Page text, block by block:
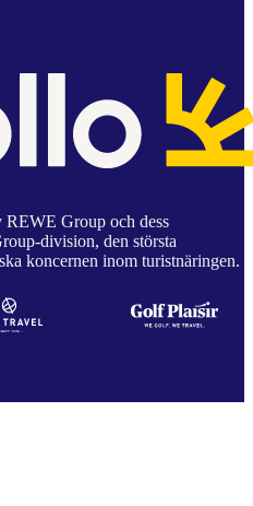
REWE Group och dess
division, den största
koncernen inom turistnäringen.